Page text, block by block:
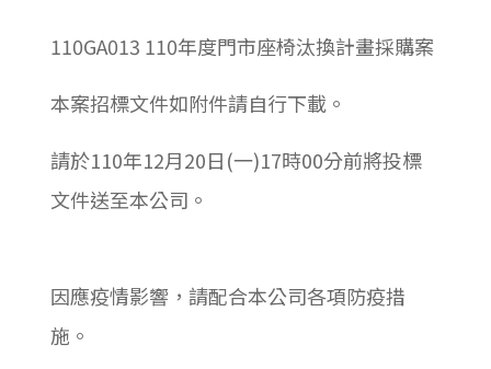
110GA013 110年度門市座椅汰換計畫採購案
本案招標文件如附件請自行下載。
請於110年12月20日(一)17時00分前將投標
文件送至本公司。
因應疫情影響，請配合本公司各項防疫措
施。